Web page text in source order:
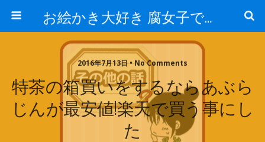
お絵かき大好き 腐女子でゲーマーのおかしな生活
2016年7月13日 • No Comments
特茶の箱買いをするならあぶら
じんが最安値!楽天で買う事にし
た